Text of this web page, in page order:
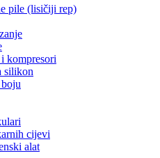
pile (lisičiji rep)
kompresori
silikon
cijevi
alat